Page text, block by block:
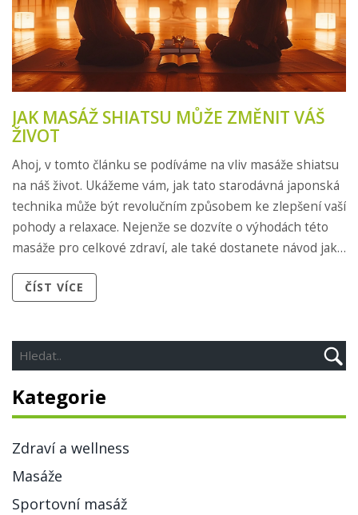
JAK MASÁŽ SHIATSU MŮŽE ZMĚNIT VÁŠ
ŽIVOT
Ahoj, v tomto článku se podíváme na vliv masáže shiatsu
na náš život. Ukážeme vám, jak tato starodávná japonská
technika může být revolučním způsobem ke zlepšení vaší
pohody a relaxace. Nejenže se dozvíte o výhodách této
masáže pro celkové zdraví, ale také dostanete návod jak
shiatsu doslova změnit náš život k lepšímu.
ČÍST VÍCE
Kategorie
Zdraví a wellness
Masáže
Sportovní masáž